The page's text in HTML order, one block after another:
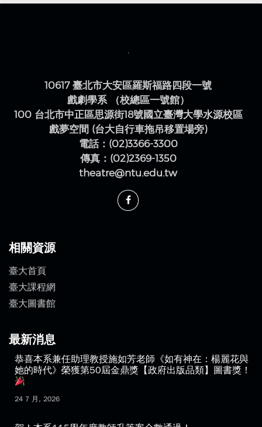
10617 臺北市大安區羅斯福路四段一號
戲劇學系 （校總區一號館）
100 台北市中正區思源街18號國立臺灣大學水源校區
戲夢空間 (台大自行車拖吊移置場旁)
傳真：(02)2369-1350
theatre@ntu.edu.tw
相關資源
臺大首頁
臺大圖書館
最新消息
恭喜本系兼任助理教授施如芳老師《如有神在：楊麗花與